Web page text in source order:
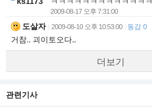
2009-08-17 오후 7:31:00
도살자 2009-08-10 오후 10:53:00 동감 0
거참.. 괴이토오다..
더보기
관련기사